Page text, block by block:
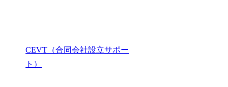
CEVT（合同会社設立サポー
ト）